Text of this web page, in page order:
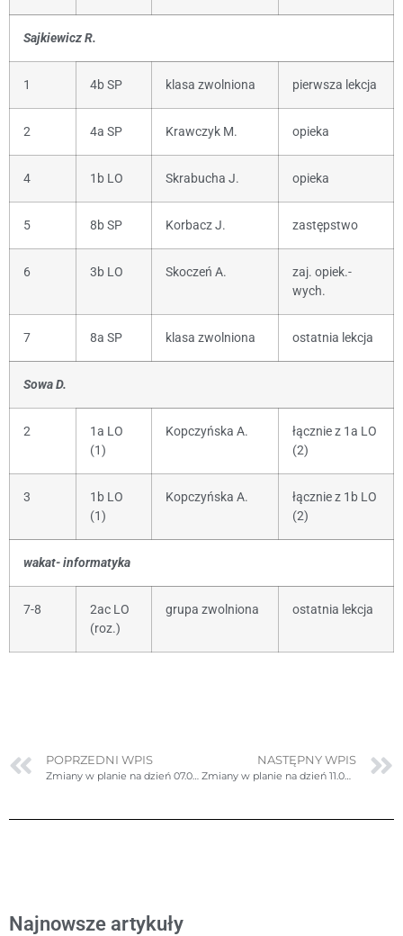
Sajkiewicz R.
1 4b SP klasa zwolniona pierwsza lekcja
2 4a SP Krawczyk M. opieka
4 1b LO Skrabucha J. opieka
5 8b SP Korbacz J. zastępstwo
6 3b LO Skoczeń A.
zaj. opiek.-
wych.
7 8a SP klasa zwolniona ostatnia lekcja
Sowa D.
2
1a LO
(1)
Kopczyńska A.
łącznie z 1a LO
(2)
3
1b LO
(1)
Kopczyńska A.
łącznie z 1b LO
(2)
wakat- informatyka
7-8
2ac LO
(roz.)
grupa zwolniona ostatnia lekcja
POPRZEDNI WPIS NASTĘPNY WPIS
Zmiany w planie na dzień 11.09.2023r. (poniedziałek)- poprawione
Najnowsze artykuły